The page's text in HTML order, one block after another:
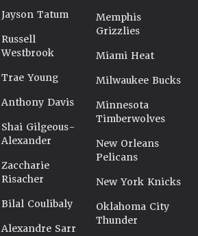
Jayson Tatum
Russell
Westbrook
Trae Young
Anthony Davis
Shai Gilgeous-
Alexander
Zaccharie
Risacher
Bilal Coulibaly
Alexandre Sarr
Memphis
Grizzlies
Miami Heat
Milwaukee Bucks
Minnesota
Timberwolves
New Orleans
Pelicans
New York Knicks
Oklahoma City
Thunder